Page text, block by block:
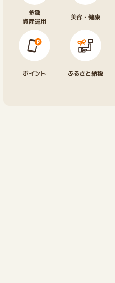
金融
資産運用
美容・健康
ポイント ふるさと納税